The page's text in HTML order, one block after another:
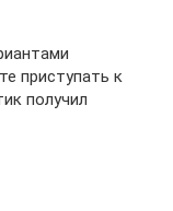
приступать к
получил